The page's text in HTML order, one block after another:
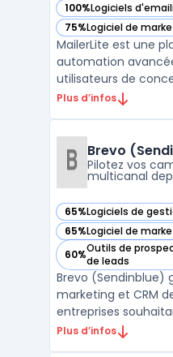
100%Logiciels
— voir MailerLite
75%Logiciel de
— voir MailerLite
MailerLite est une
automation
utilisateurs de
campagnes email
MailerLite vous
dont vous avez
Plus d’infos
Brevo
Pilotez vos
multicanal
65%Logiciels de
— voir Brevo
65%Logiciel de
— voir Brevo
60%Outils de
de leads
— voir Brevo
Brevo (Sendinblue)
marketing et CRM
entreprises
actions sans
Plus d’infos